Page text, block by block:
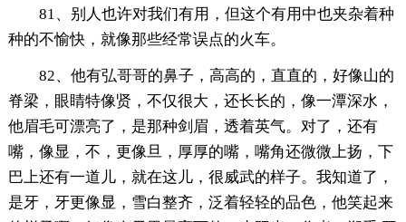
81、别人也许对我们有用，但这个有用中也夹杂着种
种的不愉快，就像那些经常误点的火车。
82、他有弘哥哥的鼻子，高高的，直直的，好像山的
脊梁，眼睛特像贤，不仅很大，还长长的，像一潭深水，
他眉毛可漂亮了，是那种剑眉，透着英气。对了，还有
嘴，像显，不，更像旦，厚厚的嘴，嘴角还微微上扬，下
巴上还有一道儿，就在这儿，很威武的样子。我知道了，
是牙，牙更像显，雪白整齐，泛着轻轻的品色，他笑起来